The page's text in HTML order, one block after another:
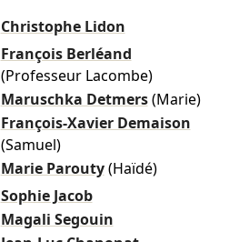
Christophe Lidon
François Berléand
(Professeur Lacombe)
Maruschka Detmers (Marie)
François-Xavier Demaison
(Samuel)
Marie Parouty (Haïdé)
Sophie Jacob
Magali Segouin